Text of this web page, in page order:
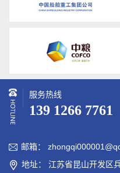
服务热线
139 1266 7761
 邮箱：
 地址： 江苏省昆山开发区